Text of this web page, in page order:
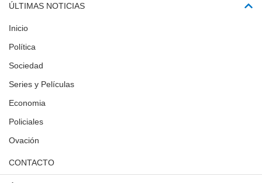
ÚLTIMAS NOTICIAS
Inicio
Política
Sociedad
Series y Películas
Economia
Policiales
Ovación
CONTACTO